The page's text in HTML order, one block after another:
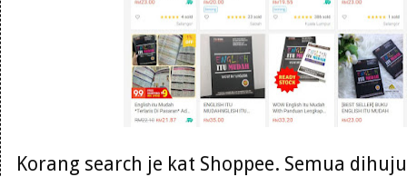
Korang search je kat Shoppee. Semua